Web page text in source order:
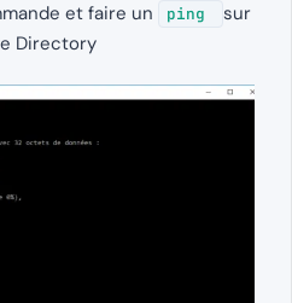
et faire un ping
sur
Directory